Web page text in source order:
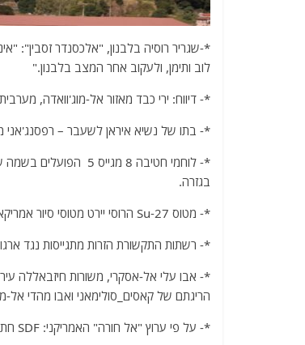
*-שגריר רוסיה בלבנון, "אלכסנדר זסבין":
לוב ותימן, ולעקוב אחר המצב בלבנון."
*- דיווח: ירי כבד מאזור אל-מוג'וואדה,
*- בתו של נשיא איראן לשעבר – רפסנג'אני
*- לוחמי חטיבה 8
בגזרה.
*- מטוס Su-27 הרוסי יירט מטוסי סיור אמריקאים מעל הים השחור – כך נמסר ממשרד ההגנה הרוסי.
*- רשתות התקשורת הזרות מתגייסות נגד
*- אבו עלי אל-אסקרי, משורות חיזבאללה
הריגתם של קאסים_סולימאני ואבו מהדי אל-
*- על פי ערוץ "אל חורה" האמריקני: SDF חתמה על חוזים למכירת נפט וגז סורי מאזור מזרח פרת לחברת נפט אמריקאית.